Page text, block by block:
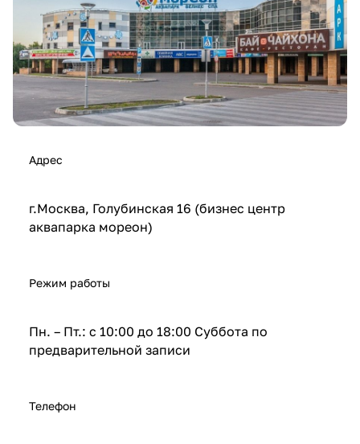
Адрес
г.Москва, Голубинская 16 (бизнес центр
аквапарка мореон)
Режим работы
Пн. – Пт.: с 10:00 до 18:00 Суббота по
предварительной записи
Телефон